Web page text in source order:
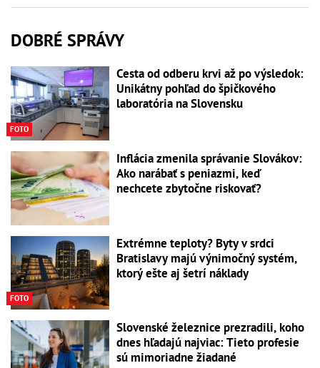
DOBRÉ SPRÁVY
FOTO
Cesta od odberu krvi až po výsledok:
Unikátny pohľad do špičkového
laboratória na Slovensku
Inflácia zmenila správanie Slovákov:
Ako narábať s peniazmi, keď
nechcete zbytočne riskovať?
FOTO
Extrémne teploty? Byty v srdci
Bratislavy majú výnimočný systém,
ktorý ešte aj šetrí náklady
Slovenské železnice prezradili, koho
dnes hľadajú najviac: Tieto profesie
sú mimoriadne žiadané